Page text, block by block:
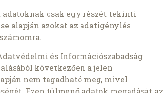
adatoknak csak egy részét tekinti
alapján azokat az adatigénylés
és Információszabadság
következően a jelen
nem tagadható meg, mivel
Ezen túlmenő adatok megadását az